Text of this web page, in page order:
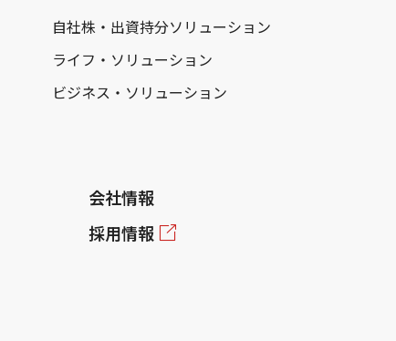
自社株・出資持分ソリューション
ライフ・ソリューション
ビジネス・ソリューション
会社情報
採用情報